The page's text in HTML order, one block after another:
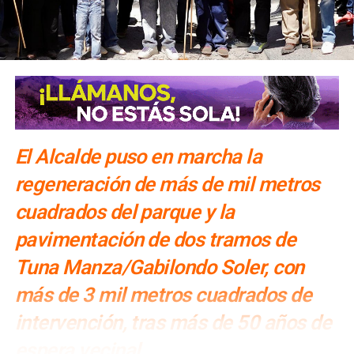
Enrique Galindo arranca construcción de nueva
vialidad en Mártires de la Revolución
El Alcalde puso en marcha la
regeneración de más de mil metros
cuadrados del parque y la
pavimentación de dos tramos de
Tuna Manza/Gabilondo Soler, con
más de 3 mil metros cuadrados de
intervención, tras más de 50 años de